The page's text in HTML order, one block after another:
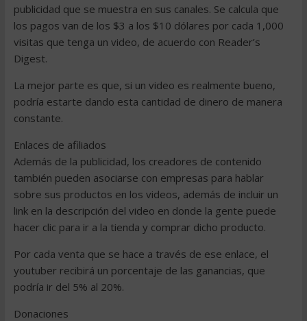
publicidad que se muestra en sus canales. Se calcula que
los pagos van de los $3 a los $10 dólares por cada 1,000
visitas que tenga un video, de acuerdo con Reader’s
Digest.
La mejor parte es que, si un video es realmente bueno,
podría estarte dando esta cantidad de dinero de manera
constante.
Enlaces de afiliados
Además de la publicidad, los creadores de contenido
también pueden asociarse con empresas para hablar
sobre sus productos en los videos, además de incluir un
link en la descripción del video en donde la gente puede
hacer clic para ir a la tienda y comprar dicho producto.
Por cada venta que se hace a través de ese enlace, el
youtuber recibirá un porcentaje de las ganancias, que
podría ir del 5% al 20%.
Donaciones